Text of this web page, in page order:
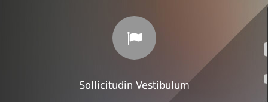
Sollicitudin Vestibulum